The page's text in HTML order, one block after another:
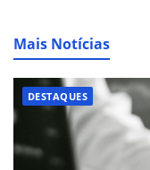
Mais Notícias
DESTAQUES